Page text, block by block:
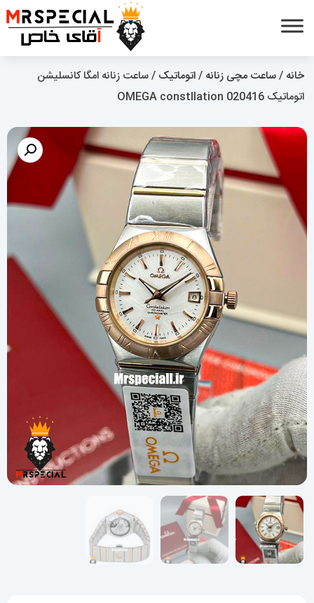
خانه /ساعت مچی زنانه /اتوماتیک / ساعت زنانه امگا کانسلیشن
اتوماتیک OMEGA constllation 020416